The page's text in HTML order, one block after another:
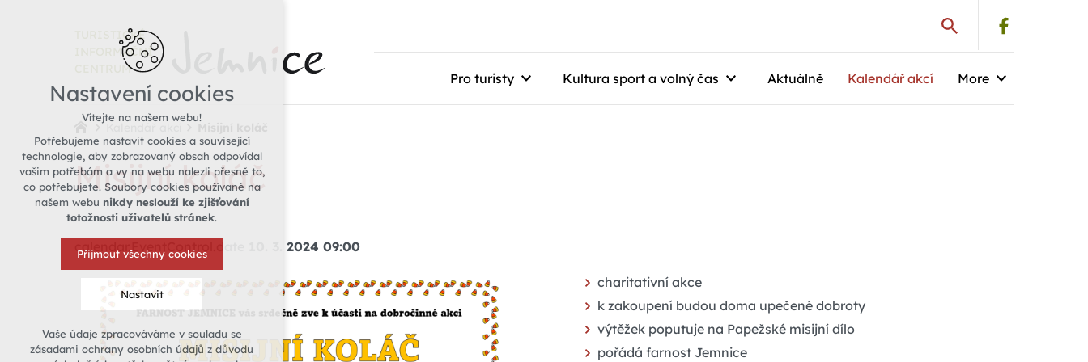
TURISTICKÉ
INFORMAČNÍ
CENTRUM
Pro turisty Kultura sport a volný čas Aktuálně Kalendář akcí More
Misijní koláč
calendar.EventControl.date 10. 3. 2024 09:00
charitativní akce
k zakoupení budou doma upečené dobroty
výtěžek poputuje na Papežské misijní dílo
pořádá farnost Jemnice
Nastavení cookies
Vítejte na našem webu!
Potřebujeme nastavit cookies a související
technologie, aby zobrazovaný obsah odpovídal
vašim potřebám a vy na webu nalezli přesně to,
co potřebujete. Soubory cookies používané na
našem webu nikdy neslouží ke zjišťování
totožnosti uživatelů stránek.
Přijmout všechny cookies
Nastavit
Technická cookies
Vaše údaje zpracováváme v souladu se
zásadami ochrany osobních údajů z důvodu